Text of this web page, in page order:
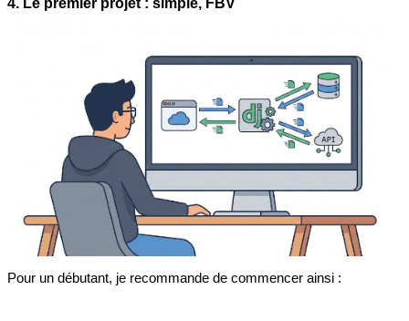
4. Le premier projet : simple, FBV
Pour un débutant, je recommande de commencer ainsi :